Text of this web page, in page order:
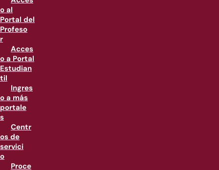
o al
Portal del
Profeso
r
Acces
o a Portal
Estudian
til
Ingres
o a más
portale
s
Centr
os de
servici
o
Proce